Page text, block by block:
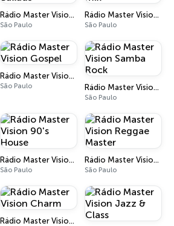
Rádio Master Vision Love Ballads
São Paulo
Rádio Master Vision Dance mix
São Paulo
Rádio Master Vision Gospel
São Paulo Rádio Master Vision Samba Rock
São Paulo
Rádio Master Vision 90's House
São Paulo
Rádio Master Vision Reggae Master
São Paulo
Rádio Master Vision Charm